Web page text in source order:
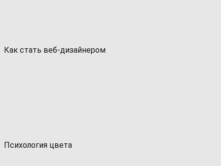
Как стать веб-дизайнером
Психология цвета